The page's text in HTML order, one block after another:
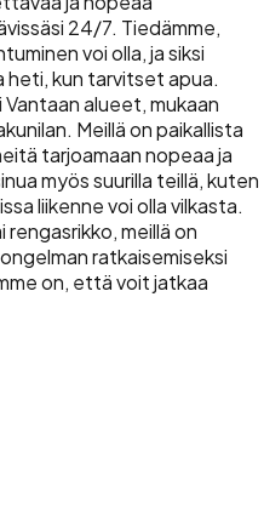
24/7. Tiedämme,
voi olla, ja siksi
heti, kun tarvitset apua.
alueet, mukaan
Meillä on paikallista
tarjoamaan nopeaa ja
myös suurilla teillä, kuten
liikenne voi olla vilkasta.
meillä on
ratkaisemiseksi
on, että voit jatkaa